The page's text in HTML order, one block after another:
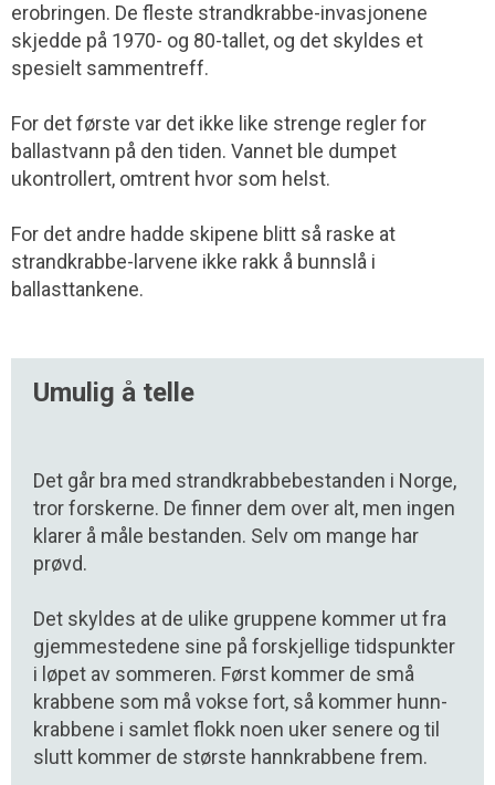
erobringen. De fleste strandkrabbe-invasjonene
skjedde på 1970- og 80-tallet, og det skyldes et
spesielt sammentreff.
For det første var det ikke like strenge regler for
ballastvann på den tiden. Vannet ble dumpet
ukontrollert, omtrent hvor som helst.
For det andre hadde skipene blitt så raske at
strandkrabbe-larvene ikke rakk å bunnslå i
ballasttankene.
Umulig å telle
Det går bra med strandkrabbebestanden i Norge,
tror forskerne. De finner dem over alt, men ingen
klarer å måle bestanden. Selv om mange har
prøvd.
Det skyldes at de ulike gruppene kommer ut fra
gjemmestedene sine på forskjellige tidspunkter
i løpet av sommeren. Først kommer de små
krabbene som må vokse fort, så kommer hunn­
krabbene i samlet flokk noen uker senere og til
slutt kom­mer de største hannkrabbene frem.